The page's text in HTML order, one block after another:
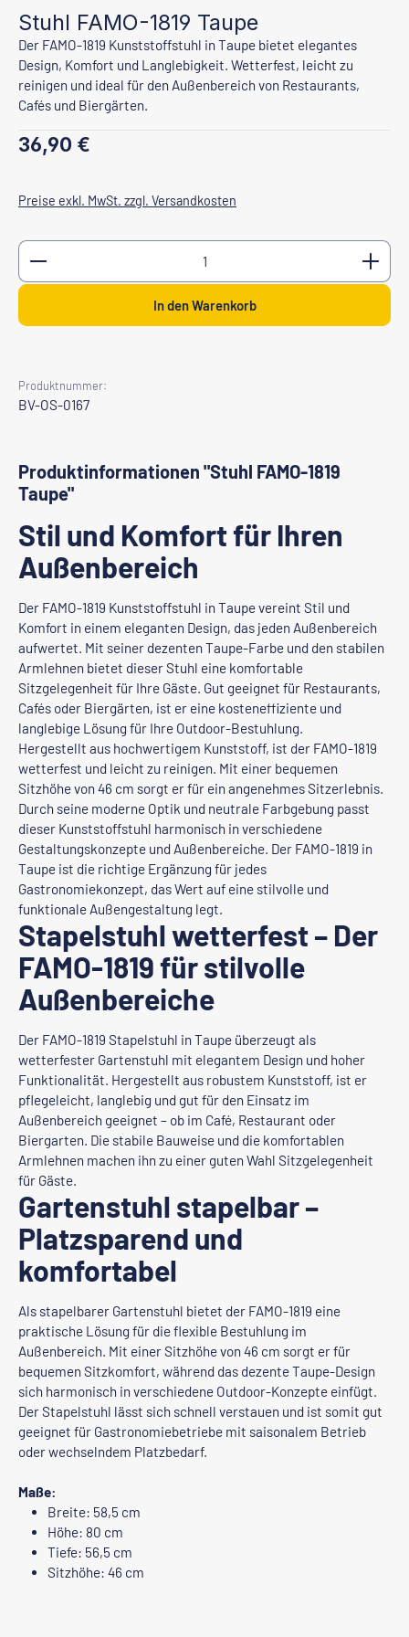
Stuhl FAMO-1819 Taupe
Der FAMO-1819 Kunststoffstuhl in Taupe bietet elegantes
Design, Komfort und Langlebigkeit. Wetterfest, leicht zu
reinigen und ideal für den Außenbereich von Restaurants,
Cafés und Biergärten.
Regulärer Preis:
36,90 €
Preise exkl. MwSt. zzgl. Versandkosten
Produkt Anzahl: Gib den gewünschten Wert ein
In den Warenkorb
Produktnummer:
BV-OS-0167
Produktinformationen "Stuhl FAMO-1819
Taupe"
Stil und Komfort für Ihren
Außenbereich
Der FAMO-1819 Kunststoffstuhl in Taupe vereint Stil und
Komfort in einem eleganten Design, das jeden Außenbereich
aufwertet. Mit seiner dezenten Taupe-Farbe und den stabilen
Armlehnen bietet dieser Stuhl eine komfortable
Sitzgelegenheit für Ihre Gäste. Gut geeignet für Restaurants,
Cafés oder Biergärten, ist er eine kosteneffiziente und
langlebige Lösung für Ihre Outdoor-Bestuhlung.
Hergestellt aus hochwertigem Kunststoff, ist der FAMO-1819
wetterfest und leicht zu reinigen. Mit einer bequemen
Sitzhöhe von 46 cm sorgt er für ein angenehmes Sitzerlebnis.
Durch seine moderne Optik und neutrale Farbgebung passt
dieser Kunststoffstuhl harmonisch in verschiedene
Gestaltungskonzepte und Außenbereiche. Der FAMO-1819 in
Taupe ist die richtige Ergänzung für jedes
Gastronomiekonzept, das Wert auf eine stilvolle und
funktionale Außengestaltung legt.
Stapelstuhl wetterfest – Der
FAMO-1819 für stilvolle
Außenbereiche
Der FAMO-1819 Stapelstuhl in Taupe überzeugt als
wetterfester Gartenstuhl mit elegantem Design und hoher
Funktionalität. Hergestellt aus robustem Kunststoff, ist er
pflegeleicht, langlebig und gut für den Einsatz im
Außenbereich geeignet – ob im Café, Restaurant oder
Biergarten. Die stabile Bauweise und die komfortablen
Armlehnen machen ihn zu einer guten Wahl Sitzgelegenheit
für Gäste.
Gartenstuhl stapelbar –
Platzsparend und
komfortabel
Als stapelbarer Gartenstuhl bietet der FAMO-1819 eine
praktische Lösung für die flexible Bestuhlung im
Außenbereich. Mit einer Sitzhöhe von 46 cm sorgt er für
bequemen Sitzkomfort, während das dezente Taupe-Design
sich harmonisch in verschiedene Outdoor-Konzepte einfügt.
Der Stapelstuhl lässt sich schnell verstauen und ist somit gut
geeignet für Gastronomiebetriebe mit saisonalem Betrieb
oder wechselndem Platzbedarf.
Maße:
Breite: 58,5 cm
Höhe: 80 cm
Tiefe: 56,5 cm
Sitzhöhe: 46 cm